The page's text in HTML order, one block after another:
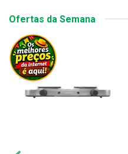
Ofertas da Semana